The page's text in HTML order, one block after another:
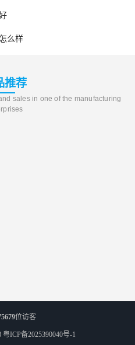
么样
推荐
sales in one of the manufacturing
位访客
粤ICP备2025390040号-1